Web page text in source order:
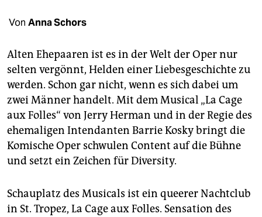
unterstützen
genossenschaft
epaper login
Von Anna Schors
Alten Ehepaaren ist es in der Welt der Oper nur
selten vergönnt, Helden einer Liebesgeschichte zu
werden. Schon gar nicht, wenn es sich dabei um
zwei Männer handelt. Mit dem Musical „La Cage
aux Folles“ von Jerry Herman und in der Regie des
ehemaligen Intendanten Barrie Kosky bringt die
Komische Oper schwulen Content auf die Bühne
und setzt ein Zeichen für Diversity.
Schauplatz des Musicals ist ein queerer Nachtclub
in St. Tropez, La Cage aux Folles. Sensation des